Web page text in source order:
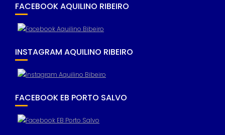
FACEBOOK AQUILINO RIBEIRO
INSTAGRAM AQUILINO RIBEIRO
FACEBOOK EB PORTO SALVO